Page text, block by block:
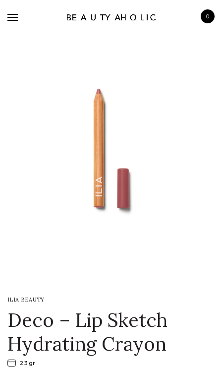
0
ILIA BEAUTY
Deco – Lip Sketch
Hydrating Crayon
2.3 gr